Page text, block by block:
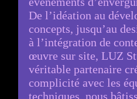
De l’idéation au
concepts, jusqu’au
à l’intégration de
œuvre sur site, LUZ
véritable partenaire
complicité avec les
techniques, nous